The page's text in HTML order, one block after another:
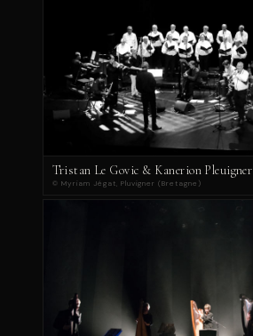
Tristan Le Govic & Kanerion Pleuigner
© Myriam Jégat, Pluvigner (Bretagne)